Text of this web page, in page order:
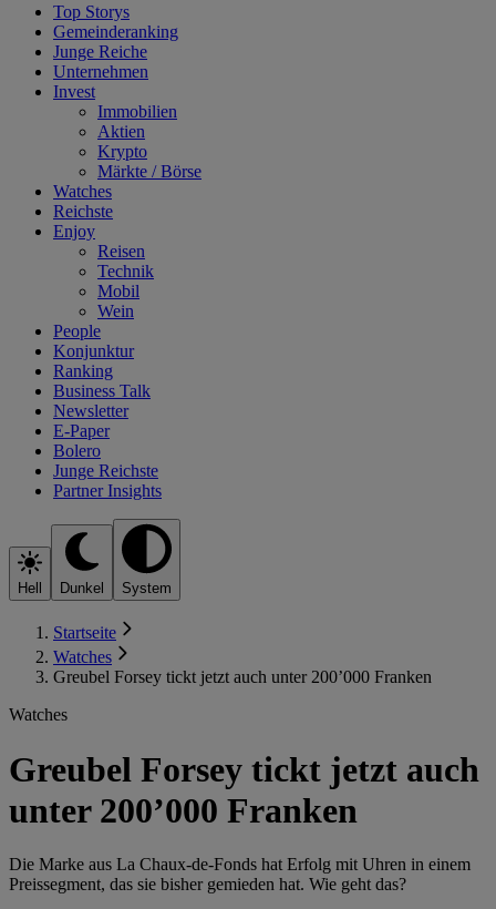
Top Storys
Gemeinderanking
Junge Reiche
Unternehmen
Invest
Immobilien
Aktien
Krypto
Märkte / Börse
Watches
Reichste
Enjoy
Reisen
Technik
Mobil
Wein
People
Konjunktur
Ranking
Business Talk
Newsletter
E-Paper
Bolero
Junge Reichste
Partner Insights
Hell Dunkel System
Startseite
Watches
Greubel Forsey tickt jetzt auch unter 200’000 Franken
Watches
Greubel Forsey tickt jetzt auch
unter 200’000 Franken
Die Marke aus La Chaux-de-Fonds hat Erfolg mit Uhren in einem
Preissegment, das sie bisher gemieden hat. Wie geht das?